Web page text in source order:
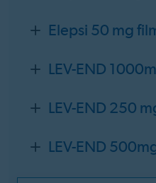
Elepsi 50 mg
LEV-END
LEV-END 250
LEV-END